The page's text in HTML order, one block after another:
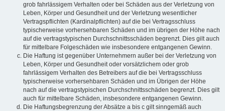
grob fahrlässigem Verhalten oder bei Schäden aus der Verletzung von
Leben, Körper und Gesundheit und der Verletzung wesentlicher
Vertragspflichten (Kardinalpflichten) auf die bei Vertragsschluss
typischerweise vorhersehbaren Schäden und im übrigen der Höhe nach
auf die vertragstypischen Durchschnittsschäden begrenzt. Dies gilt auch
für mittelbare Folgeschäden wie insbesondere entgangenen Gewinn.
Die Haftung ist gegenüber Unternehmern außer bei der Verletzung von
Leben, Körper und Gesundheit oder vorsätzlichem oder grob
fahrlässigem Verhalten des Betreibers auf die bei Vertragsschluss
typischerweise vorhersehbaren Schäden und im Übrigen der Höhe
nach auf die vertragstypischen Durchschnittsschäden begrenzt. Dies gilt
auch für mittelbare Schäden, insbesondere entgangenen Gewinn.
Die Haftungsbegrenzung der Absätze a bis c gilt sinngemäß auch